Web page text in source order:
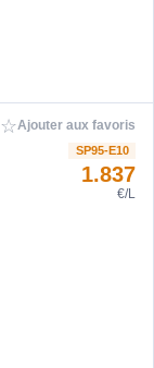
☆Ajouter aux favoris
SP95-E10
1.837
€/L